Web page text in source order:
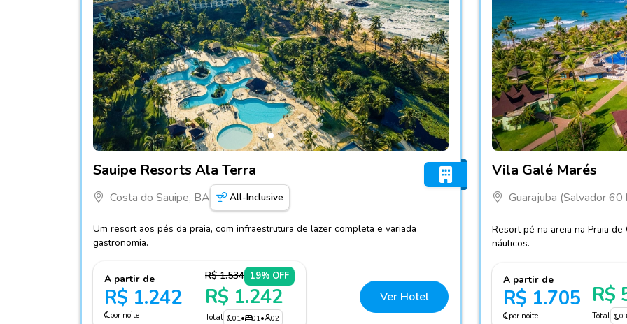
Sauipe Resorts Ala Terra
Costa do Sauipe, BA All-Inclusive
Um resort aos pés da praia, com infraestrutura de lazer completa e variada
gastronomia.
A partir de
R$ 1.242
por noite
R$ 1.534 19% OFF
R$ 1.242
Total 01• 01• 02
Ver Hotel
Vila Galé Marés
Guarajuba (Salvador 60
Resort pé na areia na Praia
náuticos.
A partir de
R$ 1.705
por noite
R$
Total 03